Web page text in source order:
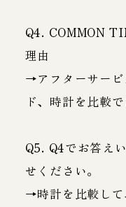
Q4. COMMON
理由
→アフターサービ
ド、時計を比較
Q5. Q4でお答え
せください。
→時計を比較して